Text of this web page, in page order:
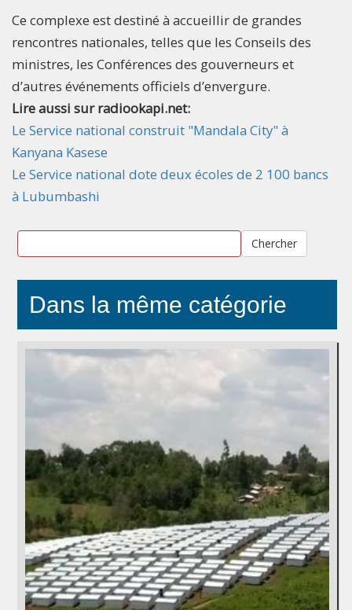
Ce complexe est destiné à accueillir de grandes
rencontres nationales, telles que les Conseils des
ministres, les Conférences des gouverneurs et
d’autres événements officiels d’envergure.
Lire aussi sur radiookapi.net:
Le Service national construit "Mandala City" à
Kanyana Kasese
Le Service national dote deux écoles de 2 100 bancs
à Lubumbashi
Chercher
Dans la même catégorie